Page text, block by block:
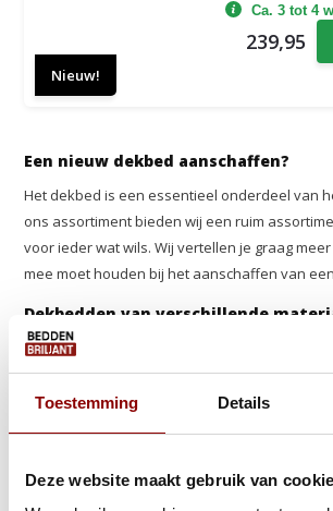
Toestemming Details
Deze website maakt gebruik van
Nieuw!
Ca. 3 tot 4
239,95
Een nieuw dekbed aanschaffen?
Het dekbed is een essentieel onderdeel van
ons assortiment bieden wij een ruim
voor ieder wat wils. Wij vertellen je graag
mee moet houden bij het aanschaffen van
Dekbedden van verschillende
Van de buitenkant zijn de meeste dekbedden
katoen, waar je vooral rekening mee moet
van je nieuwe dekbed is het materiaal
hebben van een huisstofmijtallergie.